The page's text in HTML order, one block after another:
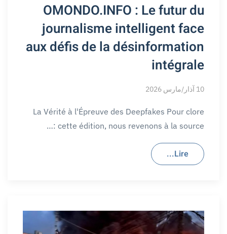
OMONDO.INFO : Le futur du
journalisme intelligent face
aux défis de la désinformation
intégrale
10 آذار/مارس 2026
La Vérité à l'Épreuve des Deepfakes Pour clore
cette édition, nous revenons à la source :…
Lire...